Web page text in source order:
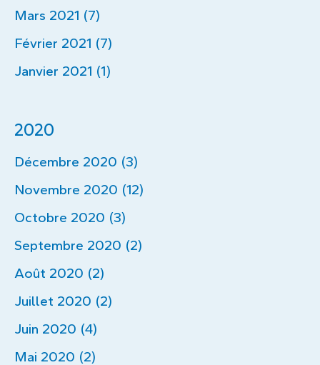
Mars 2021 (7)
Février 2021 (7)
Janvier 2021 (1)
2020
Décembre 2020 (3)
Novembre 2020 (12)
Octobre 2020 (3)
Septembre 2020 (2)
Août 2020 (2)
Juillet 2020 (2)
Juin 2020 (4)
Mai 2020 (2)